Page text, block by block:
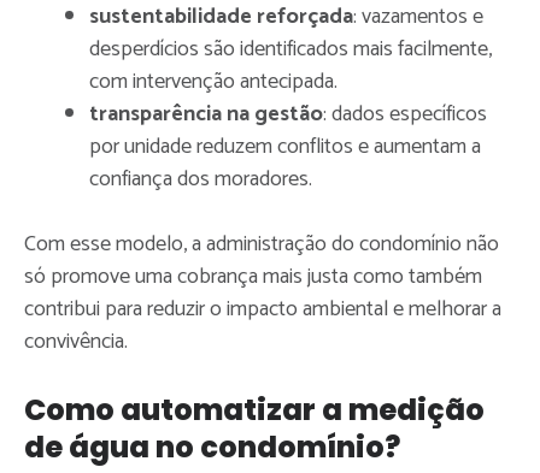
sustentabilidade reforçada: vazamentos e
desperdícios são identificados mais facilmente,
com intervenção antecipada.
transparência na gestão: dados específicos
por unidade reduzem conflitos e aumentam a
confiança dos moradores.
Com esse modelo, a administração do condomínio não
só promove uma cobrança mais justa como também
contribui para reduzir o impacto ambiental e melhorar a
convivência.
Como automatizar a medição
de água no condomínio?